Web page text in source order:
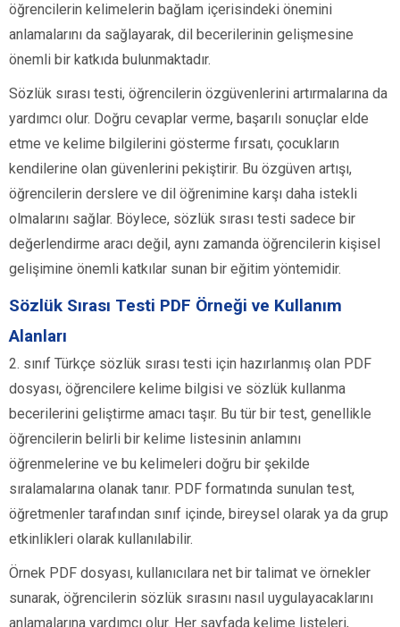
öğrencilerin kelimelerin bağlam içerisindeki önemini
anlamalarını da sağlayarak, dil becerilerinin gelişmesine
önemli bir katkıda bulunmaktadır.
Sözlük sırası testi, öğrencilerin özgüvenlerini artırmalarına da
yardımcı olur. Doğru cevaplar verme, başarılı sonuçlar elde
etme ve kelime bilgilerini gösterme fırsatı, çocukların
kendilerine olan güvenlerini pekiştirir. Bu özgüven artışı,
öğrencilerin derslere ve dil öğrenimine karşı daha istekli
olmalarını sağlar. Böylece, sözlük sırası testi sadece bir
değerlendirme aracı değil, aynı zamanda öğrencilerin kişisel
gelişimine önemli katkılar sunan bir eğitim yöntemidir.
Sözlük Sırası Testi PDF Örneği ve Kullanım
Alanları
2. sınıf Türkçe sözlük sırası testi için hazırlanmış olan PDF
dosyası, öğrencilere kelime bilgisi ve sözlük kullanma
becerilerini geliştirme amacı taşır. Bu tür bir test, genellikle
öğrencilerin belirli bir kelime listesinin anlamını
öğrenmelerine ve bu kelimeleri doğru bir şekilde
sıralamalarına olanak tanır. PDF formatında sunulan test,
öğretmenler tarafından sınıf içinde, bireysel olarak ya da grup
etkinlikleri olarak kullanılabilir.
Örnek PDF dosyası, kullanıcılara net bir talimat ve örnekler
sunarak, öğrencilerin sözlük sırasını nasıl uygulayacaklarını
anlamalarına yardımcı olur. Her sayfada kelime listeleri,